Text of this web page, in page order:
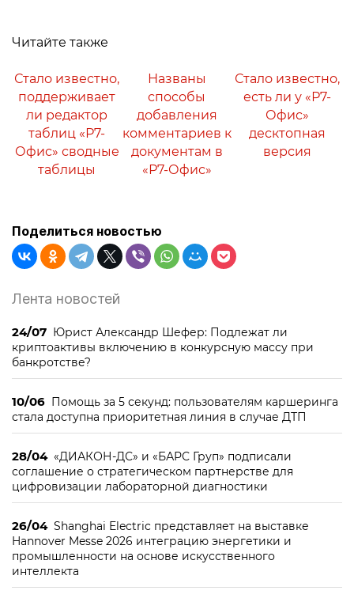
Читайте также
Стало известно,
поддерживает
ли редактор
таблиц «Р7-
Офис» сводные
таблицы
Названы
способы
добавления
комментариев к
документам в
«Р7-Офис»
Стало известно,
есть ли у «Р7-
Офис»
десктопная
версия
Поделиться новостью
Лента новостей
24/07 Юрист Александр Шефер: Подлежат ли
криптоактивы включению в конкурсную массу при
банкротстве?
10/06 Помощь за 5 секунд: пользователям каршеринга
стала доступна приоритетная линия в случае ДТП
28/04 «ДИАКОН-ДС» и «БАРС Груп» подписали
соглашение о стратегическом партнерстве для
цифровизации лабораторной диагностики
26/04 Shanghai Electric представляет на выставке
Hannover Messe 2026 интеграцию энергетики и
промышленности на основе искусственного
интеллекта